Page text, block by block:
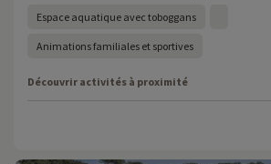
Espace aquatique avec toboggans
Animations familiales et sportives
Découvrir activités à proximité